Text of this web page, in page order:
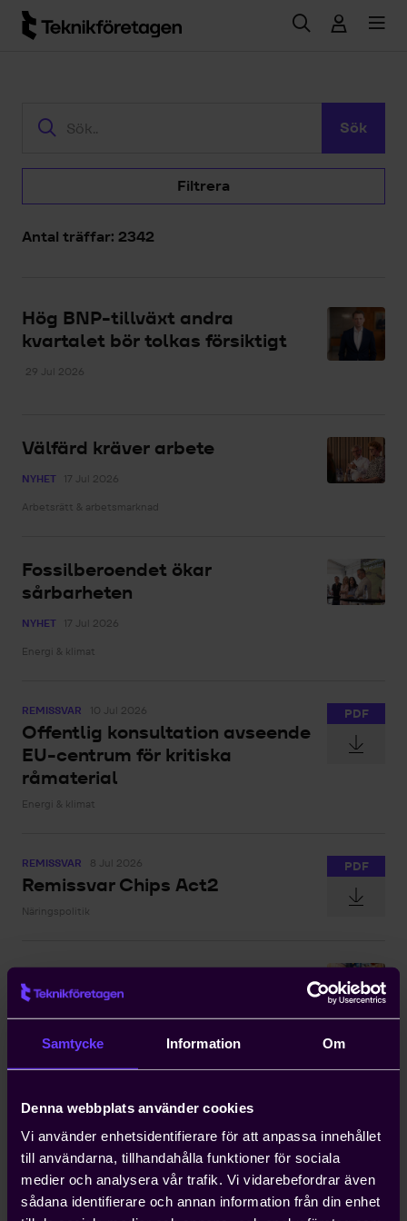
Samtycke Information Om
Denna webbplats använder cookies
Vi använder enhetsidentifierare för att anpassa innehållet
till användarna, tillhandahålla funktioner för sociala
medier och analysera vår trafik. Vi vidarebefordrar även
sådana identifierare och annan information från din enhet
Hoppa till huvudinnehåll
Sök
Filtrera
Antal träffar: 2342
Hög BNP-tillväxt andra
kvartalet bör tolkas försiktigt
29 Jul 2026
Välfärd kräver arbete
NYHET 17 Jul 2026
Arbetsrätt & arbetsmarknad
Fossilberoendet ökar
sårbarheten
NYHET 17 Jul 2026
Energi & klimat
PDF
REMISSVAR 10 Jul 2026
Offentlig konsultation avseende
EU-centrum för kritiska
råmaterial
Energi & klimat
PDF
REMISSVAR 8 Jul 2026
Remissvar Chips Act2
Näringspolitik
Svensk styrka, tyska lärdomar
EKONOMISK ANALYS
2 Jul 2026
Uppsägning av pensions- och
försäkringsavtal